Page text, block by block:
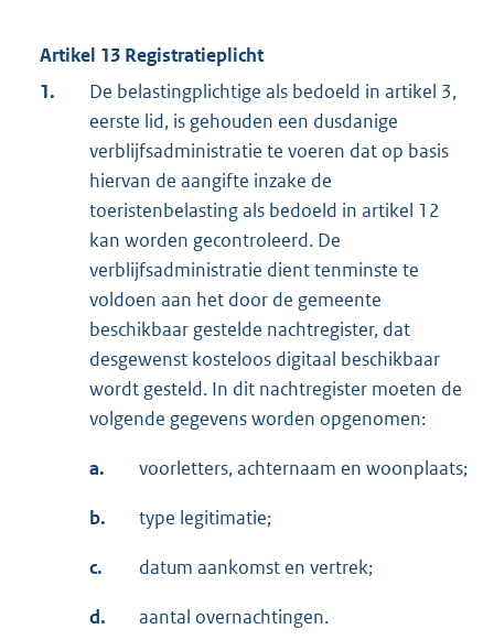
Artikel 13 Registratieplicht
1.
De belastingplichtige als bedoeld in artikel 3,
eerste lid, is gehouden een dusdanige
verblijfsadministratie te voeren dat op basis
hiervan de aangifte inzake de
toeristenbelasting als bedoeld in artikel 12
kan worden gecontroleerd. De
verblijfsadministratie dient tenminste te
voldoen aan het door de gemeente
beschikbaar gestelde nachtregister, dat
desgewenst kosteloos digitaal beschikbaar
wordt gesteld. In dit nachtregister moeten de
volgende gegevens worden opgenomen:
a. voorletters, achternaam en woonplaats;
b. type legitimatie;
c. datum aankomst en vertrek;
d. aantal overnachtingen.